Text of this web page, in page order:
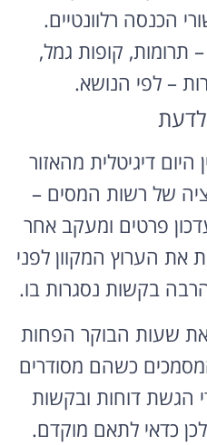
תרומות, קופות גמל,
– לפי הנושא.
לדעת
דיגיטלית מהאזור
של רשות המסים –
פרטים ומעקב אחר
את הערוץ המקוון לפני
בקשות נסגרות בו.
שעות הבוקר הפחות
כשהם מסודרים
הגשת דוחות ובקשות
כדאי לתאם מוקדם.